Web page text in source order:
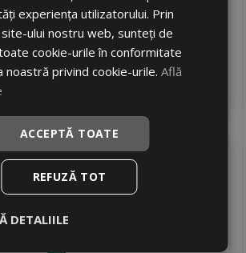
RON Discount
In stoc - peste 12 buc
livrare 5/7 zile
Excelia185/60 R14 86H
Turisme
C
experiența utilizatorului. Prin
ului nostru web, sunteți de
cookie-urile în conformitate
noastră privind cookie-urile.Află
ACCEPTĂ TOATE
REFUZĂ TOT
DETALIILE